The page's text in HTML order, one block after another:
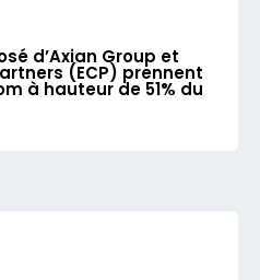
d’Axian Group et
(ECP) prennent
à hauteur de 51% du